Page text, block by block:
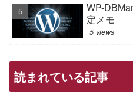
WP-
定メモ
5 views
読まれている記事